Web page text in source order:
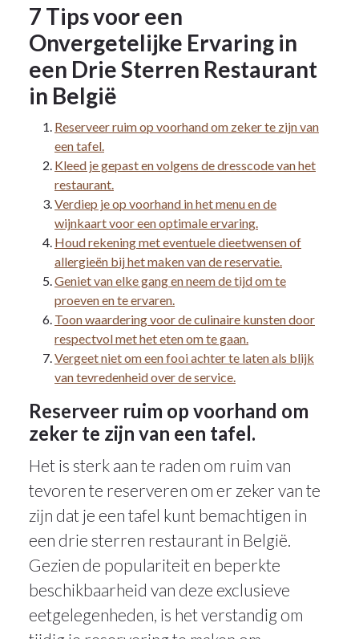
7 Tips voor een
Onvergetelijke Ervaring in
een Drie Sterren Restaurant
in België
Reserveer ruim op voorhand om zeker te zijn van
een tafel.
Kleed je gepast en volgens de dresscode van het
restaurant.
Verdiep je op voorhand in het menu en de
wijnkaart voor een optimale ervaring.
Houd rekening met eventuele dieetwensen of
allergieën bij het maken van de reservatie.
Geniet van elke gang en neem de tijd om te
proeven en te ervaren.
Toon waardering voor de culinaire kunsten door
respectvol met het eten om te gaan.
Vergeet niet om een fooi achter te laten als blijk
van tevredenheid over de service.
Reserveer ruim op voorhand om
zeker te zijn van een tafel.
Het is sterk aan te raden om ruim van
tevoren te reserveren om er zeker van te
zijn dat je een tafel kunt bemachtigen in
een drie sterren restaurant in België.
Gezien de populariteit en beperkte
beschikbaarheid van deze exclusieve
eetgelegenheden, is het verstandig om